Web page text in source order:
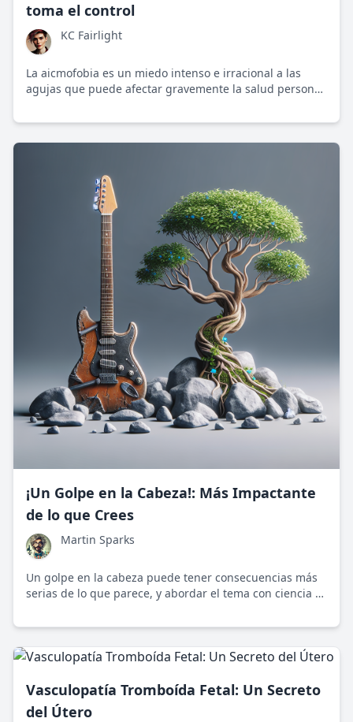
toma el control
KC Fairlight
La aicmofobia es un miedo intenso e irracional a las
agujas que puede afectar gravemente la salud personal.
lógica desde un ángulo evolutivo.
¡Un Golpe en la Cabeza!: Más Impactante
de lo que Crees
Martin Sparks
Un golpe en la cabeza puede tener consecuencias más
serias de lo que parece, y abordar el tema con ciencia y
largo plazo.
Vasculopatía Tromboída Fetal: Un Secreto
del Útero